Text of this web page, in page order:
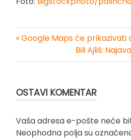
« Google Maps će
Bili Ajliš:
OSTAVI KOMENTAR
Vaša adresa e-pošte neće
Neophodna polja su